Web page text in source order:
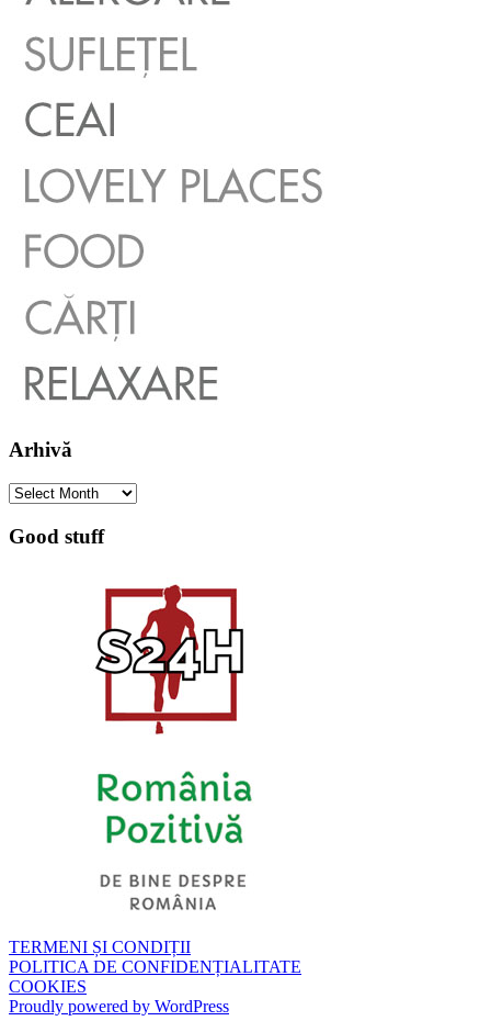
Arhivă
Arhivă
Good stuff
TERMENI ȘI CONDIȚII
POLITICA DE CONFIDENȚIALITATE
COOKIES
Proudly powered by WordPress